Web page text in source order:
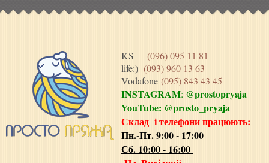
KS (096) 095 11 81
life:) (093) 960 13 63
Vodafone (095) 843 43 45
INSTAGRAM: @prostopryaja
YouTube: @prosto_pryaja
Склад і телефони працюють:
Пн.-Пт. 9:00 - 17:00
Сб. 10:00 - 16:00